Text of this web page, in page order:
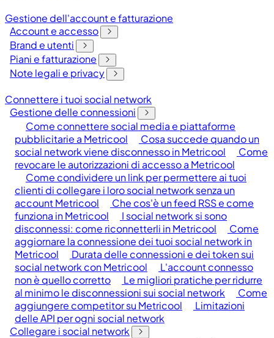
Gestione dell'account e fatturazione
Account e accesso
Brand e utenti
Piani e fatturazione
Note legali e privacy
Connettere i tuoi social network
Gestione delle connessioni
Come connettere social media e piattaforme
pubblicitarie a Metricool
Cosa succede quando un
social network viene disconnesso in Metricool
Come
revocare le autorizzazioni di accesso a Metricool
Come condividere un link per permettere ai tuoi
clienti di collegare i loro social network senza un
account Metricool
Che cos'è un feed RSS e come
funziona in Metricool
I social network si sono
disconnessi: come riconnetterli in Metricool
Come
aggiornare la connessione dei tuoi social network in
Metricool
Durata delle connessioni e dei token sui
social network con Metricool
L'account connesso
non è quello corretto
Le migliori pratiche per ridurre
al minimo le disconnessioni sui social network
Come
aggiungere competitor su Metricool
Limitazioni
delle API per ogni social network
Collegare i social network